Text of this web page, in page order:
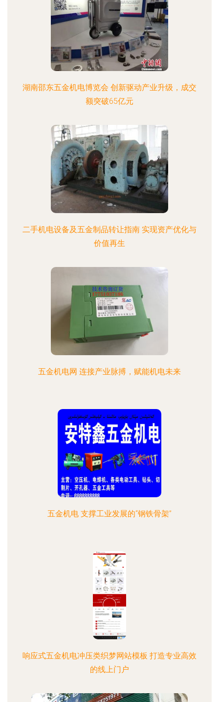
湖南邵东五金机电博览会 创新驱动产业升级，成交
额突破65亿元
二手机电设备及五金制品转让指南 实现资产优化与
价值再生
五金机电网 连接产业脉搏，赋能机电未来
五金机电 支撑工业发展的“钢铁骨架”
响应式五金机电冲压类织梦网站模板 打造专业高效
的线上门户